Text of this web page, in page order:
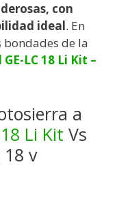
con
ideal. En
de la
LC 18 Li Kit –
a
Li Kit Vs
v